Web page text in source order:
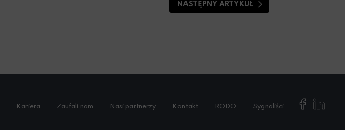
NASTĘPNY ARTYKUŁ
Kariera Zaufali nam Nasi partnerzy Kontakt RODO Sygnaliści